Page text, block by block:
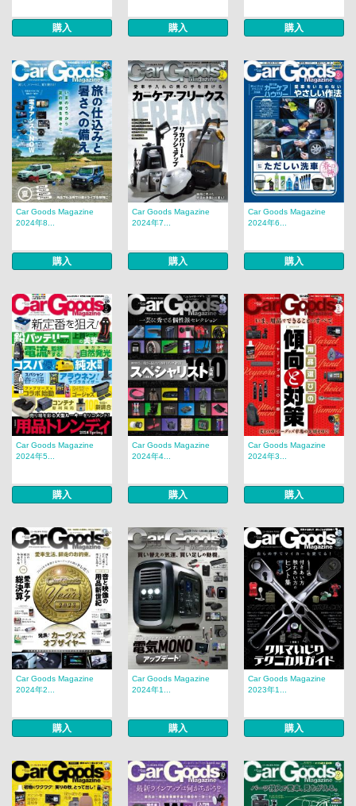
購入 購入 購入
Car Goods Magazine
2024年8...
購入
Car Goods Magazine
2024年7...
購入
Car Goods Magazine
2024年6...
購入
Car Goods Magazine
2024年5...
購入
Car Goods Magazine
2024年4...
購入
Car Goods Magazine
2024年3...
購入
Car Goods Magazine
2024年2...
購入
Car Goods Magazine
2024年1...
購入
Car Goods Magazine
2023年1...
購入